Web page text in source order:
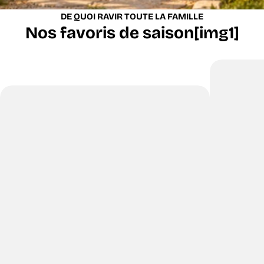
DE QUOI RAVIR TOUTE LA FAMILLE
Nos favoris de saison[img1]